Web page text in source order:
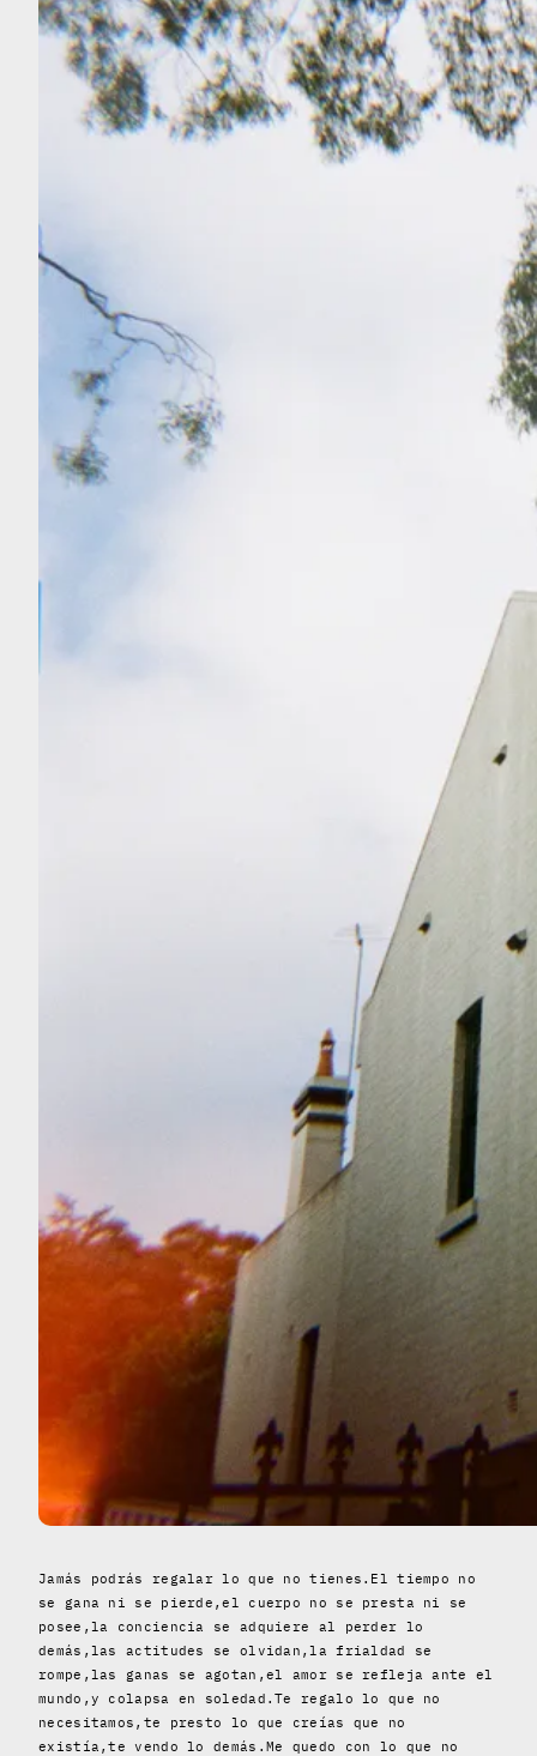
Jamás podrás regalar lo que no tienes.El tiempo no
se gana ni se pierde,el cuerpo no se presta ni se
posee,la conciencia se adquiere al perder lo
demás,las actitudes se olvidan,la frialdad se
rompe,las ganas se agotan,el amor se refleja ante el
mundo,y colapsa en soledad.Te regalo lo que no
necesitamos,te presto lo que creías que no
existía,te vendo lo demás.Me quedo con lo que no